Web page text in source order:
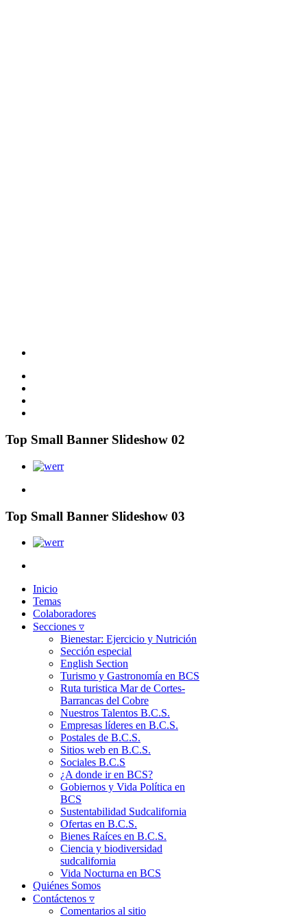
Top Small Banner Slideshow 02
Top Small Banner Slideshow 03
Inicio
Temas
Colaboradores
Secciones ▿
Bienestar: Ejercicio y Nutrición
Sección especial
English Section
Turismo y Gastronomía en BCS
Ruta turistica Mar de Cortes-
Barrancas del Cobre
Nuestros Talentos B.C.S.
Empresas líderes en B.C.S.
Postales de B.C.S.
Sitios web en B.C.S.
Sociales B.C.S
¿A donde ir en BCS?
Gobiernos y Vida Política en
BCS
Sustentabilidad Sudcalifornia
Ofertas en B.C.S.
Bienes Raíces en B.C.S.
Ciencia y biodiversidad
sudcalifornia
Vida Nocturna en BCS
Quiénes Somos
Contáctenos ▿
Comentarios al sitio